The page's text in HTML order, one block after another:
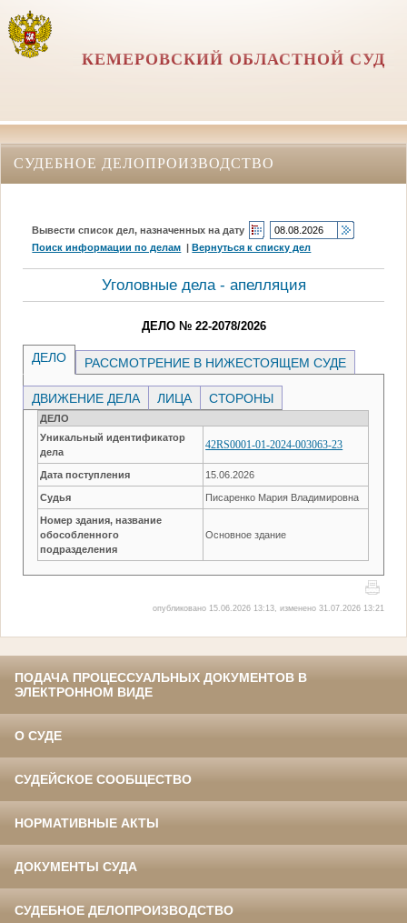
КЕМЕРОВСКИЙ ОБЛАСТНОЙ СУД
СУДЕБНОЕ ДЕЛОПРОИЗВОДСТВО
Вывести список дел, назначенных на дату
Поиск информации по делам |Вернуться к списку дел
Уголовные дела - апелляция
ДЕЛО № 22-2078/2026
ДЕЛО РАССМОТРЕНИЕ В НИЖЕСТОЯЩЕМ СУДЕ
ДВИЖЕНИЕ ДЕЛА ЛИЦА СТОРОНЫ
ДЕЛО
Уникальный идентификатор
дела
42RS0001-01-2024-003063-23
Дата поступления 15.06.2026
Судья Писаренко Мария Владимировна
Номер здания, название
обособленного
подразделения
Основное здание
опубликовано 15.06.2026 13:13, изменено 31.07.2026 13:21
ПОДАЧА ПРОЦЕССУАЛЬНЫХ ДОКУМЕНТОВ В
ЭЛЕКТРОННОМ ВИДЕ
О СУДЕ
СУДЕЙСКОЕ СООБЩЕСТВО
НОРМАТИВНЫЕ АКТЫ
ДОКУМЕНТЫ СУДА
СУДЕБНОЕ ДЕЛОПРОИЗВОДСТВО